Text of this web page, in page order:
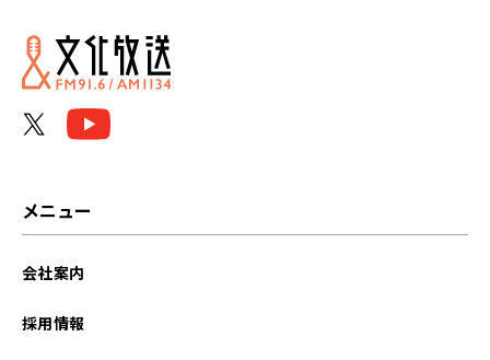
2025年07月
メニュー
会社案内
採用情報